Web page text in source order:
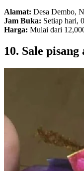
Alamat: Desa Dembo,
Jam Buka: Setiap hari,
Harga: Mulai dari
10. Sale